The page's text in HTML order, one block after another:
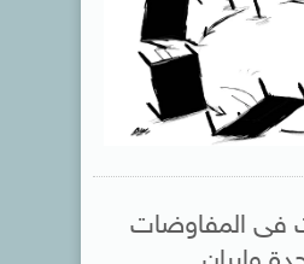
فى المفاوضات